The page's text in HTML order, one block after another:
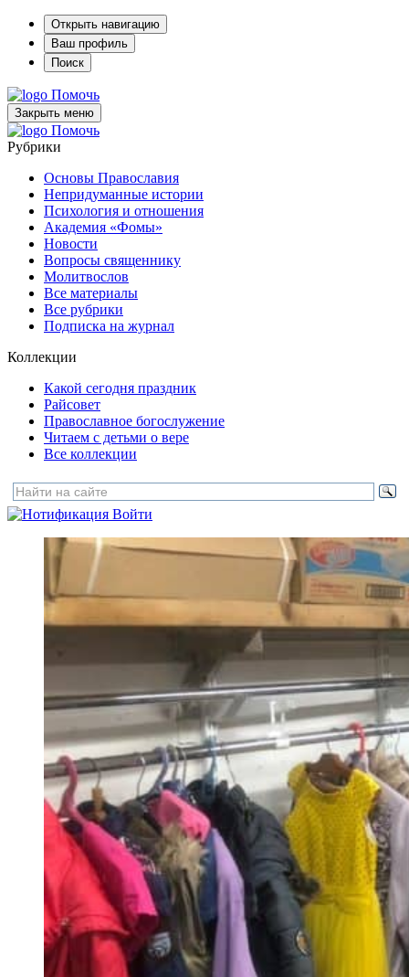
Открыть навигацию
Ваш профиль
Поиск
Помочь
Закрыть меню
Помочь
Рубрики
Основы Православия
Непридуманные истории
Психология и отношения
Академия «Фомы»
Новости
Вопросы священнику
Молитвослов
Все материалы
Все рубрики
Подписка на журнал
Коллекции
Какой сегодня праздник
Райсовет
Православное богослужение
Читаем с детьми о вере
Все коллекции
Войти